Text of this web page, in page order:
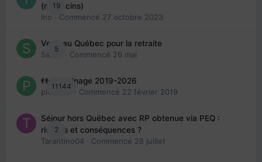
19
(médecins)
Ino · Commencé 27 octobre 2023
5
Venir au Québec pour la retraite
Sab74
· Commencé 26 mai
11144
👬 Parrainage 2019-2026
piinoush · Commencé 22 février 2019
2
Séjour hors Québec avec RP obtenue via PEQ :
risques et conséquences ?
Tarantino04 · Commencé 28 juillet